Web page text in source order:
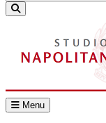
Menu